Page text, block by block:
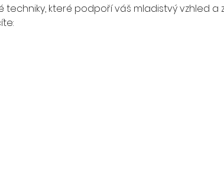
které podpoří váš mladistvý vzhled a